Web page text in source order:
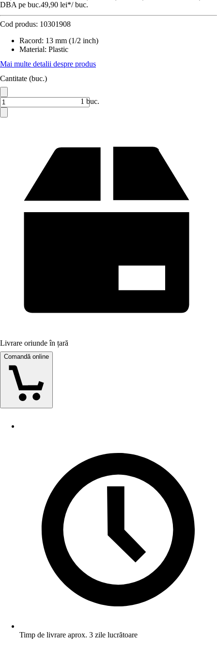
DBA pe buc.49,90 lei*/ buc.
Cod produs: 10301908
Racord: 13 mm (1/2 inch)
Material: Plastic
Mai multe detalii despre produs
Cantitate (buc.)
1 buc.
Livrare oriunde în țară
Comandă online
Timp de livrare aprox. 3 zile lucrătoare